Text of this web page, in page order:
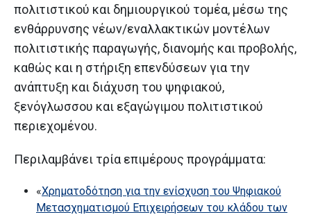
πολιτιστικού και δημιουργικού τομέα, μέσω της
ενθάρρυνσης νέων/εναλλακτικών μοντέλων
πολιτιστικής παραγωγής, διανομής και προβολής,
καθώς και η στήριξη επενδύσεων για την
ανάπτυξη και διάχυση του ψηφιακού,
ξενόγλωσσου και εξαγώγιμου πολιτιστικού
περιεχομένου.
Περιλαμβάνει τρία επιμέρους προγράμματα:
«Χρηματοδότηση για την ενίσχυση του Ψηφιακού
Μετασχηματισμού Επιχειρήσεων του κλάδου των